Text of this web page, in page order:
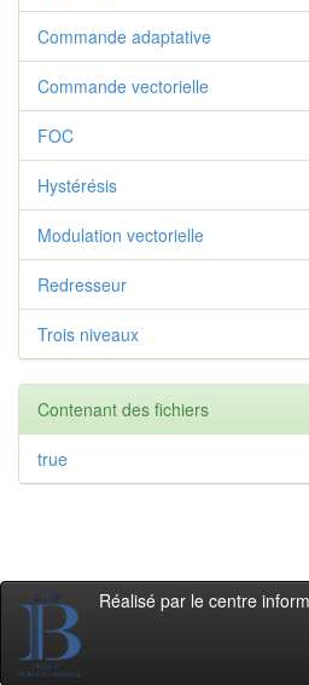
Commande adaptative
Commande vectorielle
FOC
Hystérésis
Modulation vectorielle
Redresseur
Trois niveaux
Contenant des fichiers
true
Réalisé par le centre